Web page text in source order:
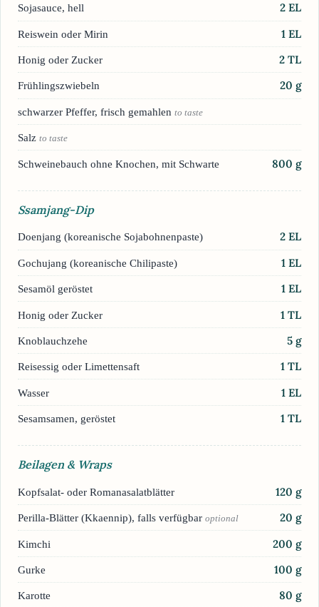
Sojasauce, hell 2 EL
Reiswein oder Mirin 1 EL
Honig oder Zucker 2 TL
Frühlingszwiebeln 20 g
schwarzer Pfeffer, frisch gemahlen to taste
Salz to taste
Schweinebauch ohne Knochen, mit Schwarte 800 g
Ssamjang-Dip
Doenjang (koreanische Sojabohnenpaste) 2 EL
Gochujang (koreanische Chilipaste) 1 EL
Sesamöl geröstet 1 EL
Honig oder Zucker 1 TL
Knoblauchzehe 5 g
Reisessig oder Limettensaft 1 TL
Wasser 1 EL
Sesamsamen, geröstet 1 TL
Beilagen & Wraps
Kopfsalat- oder Romanasalatblätter 120 g
Perilla-Blätter (Kkaennip), falls verfügbar optional 20 g
Kimchi 200 g
Gurke 100 g
Karotte 80 g